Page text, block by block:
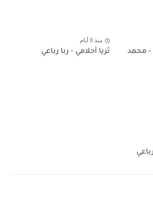
- محمد
منذ 8 أيام
ثريا أحلامي - ربا رباعي